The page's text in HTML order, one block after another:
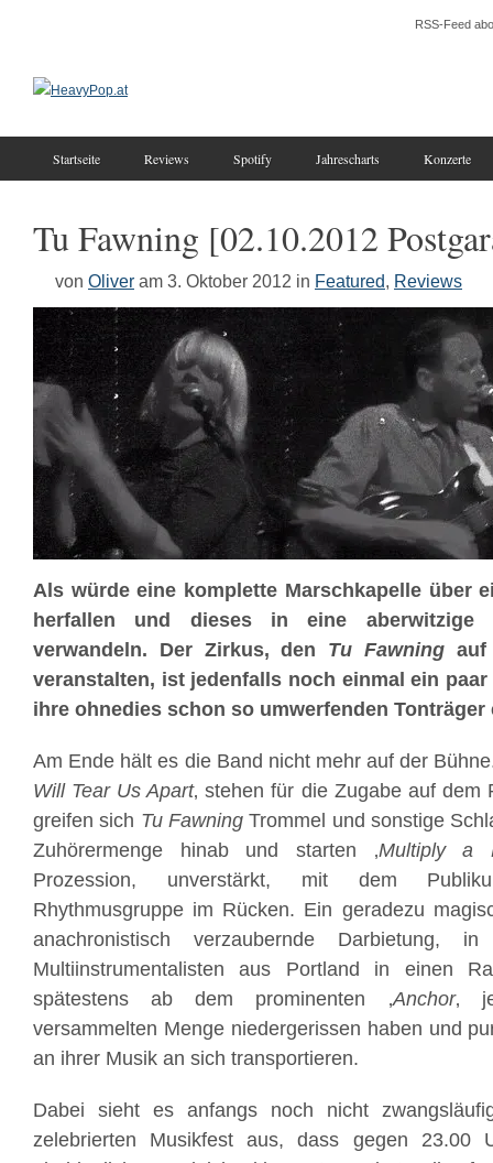
RSS-Feed
Startseite Reviews Spotify Jahrescharts Konzerte
Tu Fawning [02.10.2012
von Oliver am 3. Oktober 2012 in Featured, Reviews
Als würde eine komplette Marschkapelle über
herfallen und dieses in eine aberwitzige
verwandeln. Der Zirkus, den Tu Fawning
veranstalten, ist jedenfalls noch einmal ein
ihre ohnedies schon so umwerfenden Tonträger
Am Ende hält es die Band nicht mehr auf der
Will Tear Us Apart‚ stehen für die Zugabe auf dem
greifen sich Tu FawningTrommel und sonstige
Zuhörermenge hinab und starten ‚Multiply a
Prozession, unverstärkt, mit dem
Rhythmusgruppe im Rücken. Ein geradezu
anachronistisch verzaubernde
Multiinstrumentalisten aus Portland in einen
spätestens ab dem prominenten ‚Anchor‚
versammelten Menge niedergerissen haben und
an ihrer Musik an sich transportieren.
Dabei sieht es anfangs noch nicht
zelebrierten Musikfest aus, dass gegen 23.00